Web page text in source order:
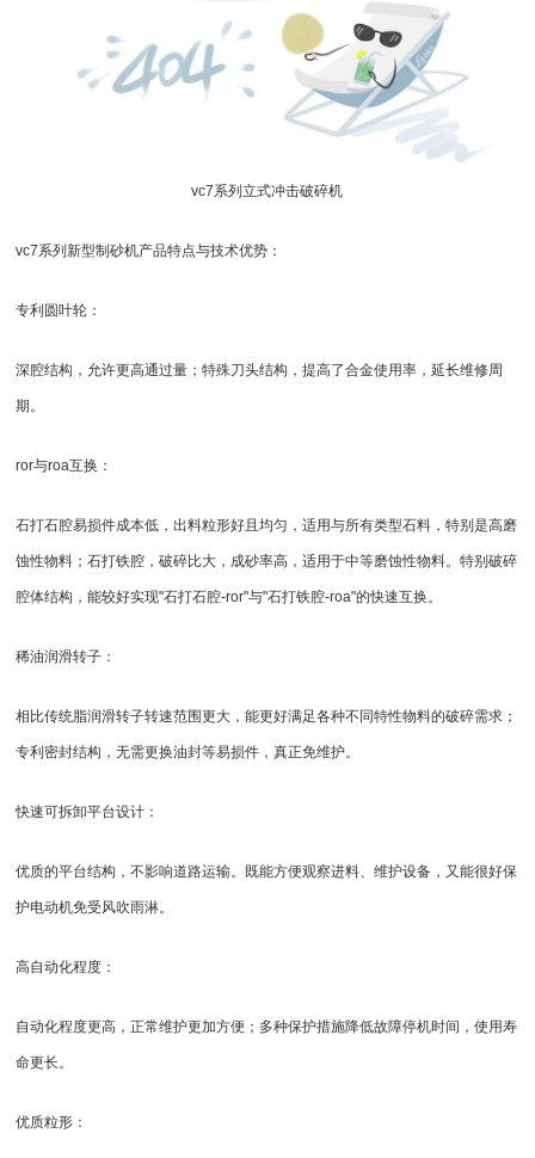
vc7系列立式冲击破碎机
vc7系列新型制砂机产品特点与技术优势：
专利圆叶轮：
深腔结构，允许更高通过量；特殊刀头结构，提高了合金使用率，延长维修周
期。
ror与roa互换：
石打石腔易损件成本低，出料粒形好且均匀，适用与所有类型石料，特别是高磨
蚀性物料；石打铁腔，破碎比大，成砂率高，适用于中等磨蚀性物料。特别破碎
腔体结构，能较好实现"石打石腔-ror"与"石打铁腔-roa"的快速互换。
稀油润滑转子：
相比传统脂润滑转子转速范围更大，能更好满足各种不同特性物料的破碎需求；
专利密封结构，无需更换油封等易损件，真正免维护。
快速可拆卸平台设计：
优质的平台结构，不影响道路运输。既能方便观察进料、维护设备，又能很好保
护电动机免受风吹雨淋。
高自动化程度：
自动化程度更高，正常维护更加方便；多种保护措施降低故障停机时间，使用寿
命更长。
优质粒形：